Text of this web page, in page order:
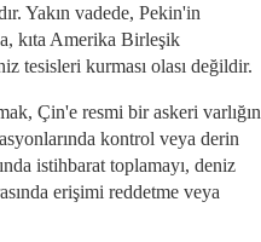
Yakın vadede, Pekin'in
kıta Amerika Birleşik
tesisleri kurması olası değildir.
Çin'e resmi bir askeri varlığın
kontrol veya derin
istihbarat toplamayı, deniz
erişimi reddetme veya